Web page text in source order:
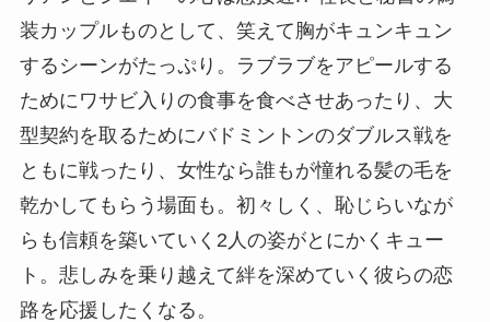
装カップルものとして、笑えて胸がキュンキュン
するシーンがたっぷり。ラブラブをアピールする
ためにワサビ入りの食事を食べさせあったり、大
型契約を取るためにバドミントンのダブルス戦を
ともに戦ったり、女性なら誰もが憧れる髪の毛を
乾かしてもらう場面も。初々しく、恥じらいなが
らも信頼を築いていく2人の姿がとにかくキュー
ト。悲しみを乗り越えて絆を深めていく彼らの恋
路を応援したくなる。